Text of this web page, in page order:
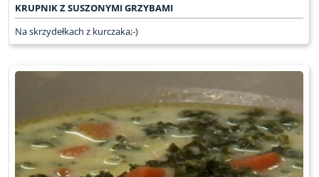
KRUPNIK Z SUSZONYMI GRZYBAMI
Na skrzydełkach z kurczaka;-)